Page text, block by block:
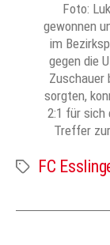
Foto:
gewonnen
im
gegen die
Zuschauer
sorgten,
2:1 für sich
Treffer
Schlagwörter
FC